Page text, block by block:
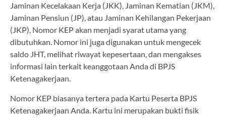
Jaminan Kecelakaan Kerja (JKK), Jaminan Kematian (JKM),
Jaminan Pensiun (JP), atau Jaminan Kehilangan Pekerjaan
(JKP), Nomor KEP akan menjadi syarat utama yang
dibutuhkan. Nomor ini juga digunakan untuk mengecek
saldo JHT, melihat riwayat kepesertaan, dan mengakses
informasi lain terkait keanggotaan Anda di BPJS
Ketenagakerjaan.
Nomor KEP biasanya tertera pada Kartu Peserta BPJS
Ketenagakerjaan Anda. Kartu ini merupakan bukti fisik